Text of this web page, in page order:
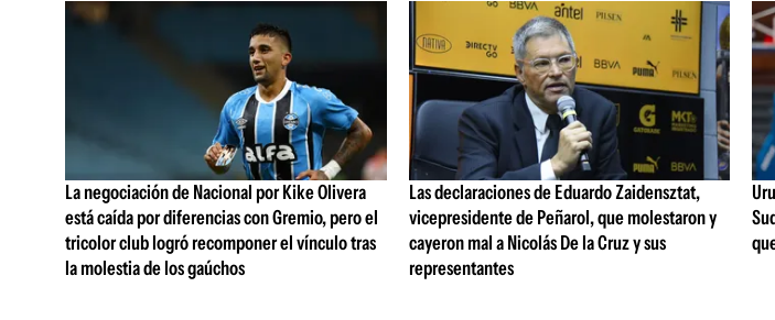
La negociación de Nacional por Kike Olivera
está caída por diferencias con Gremio, pero el
tricolor club logró recomponer el vínculo tras
la molestia de los gaúchos
Las declaraciones de Eduardo Zaidensztat,
vicepresidente de Peñarol, que molestaron y
cayeron mal a Nicolás De la Cruz y sus
representantes